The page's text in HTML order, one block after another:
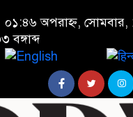
০১:৪৬ অপরাহ্ন, সোমবার,
বঙ্গাব্দ